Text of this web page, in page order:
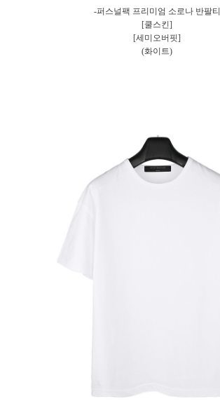
-퍼스널팩 프리미엄 소로나 반팔티
[쿨스킨]
[세미오버핏]
(화이트)